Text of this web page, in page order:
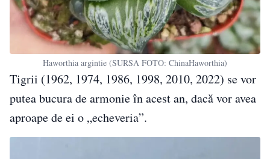
Haworthia argintie (SURSA FOTO: ChinaHaworthia)
Tigrii (1962, 1974, 1986, 1998, 2010, 2022) se vor
putea bucura de armonie în acest an, dacă vor avea
aproape de ei o „echeveria”.